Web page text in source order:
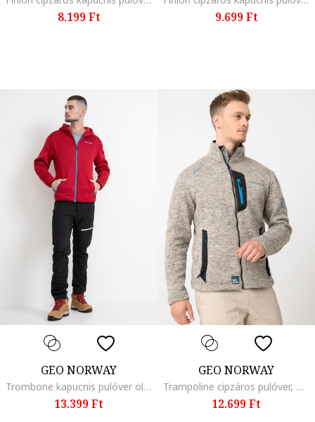
8.199 Ft 9.699 Ft
GEO NORWAY
Trombone kapucnis pulóver oldalzsebekkel, Sötétpiros
13.399 Ft
GEO NORWAY
Trampoline cipzáros pulóver, Melange szürke
12.699 Ft